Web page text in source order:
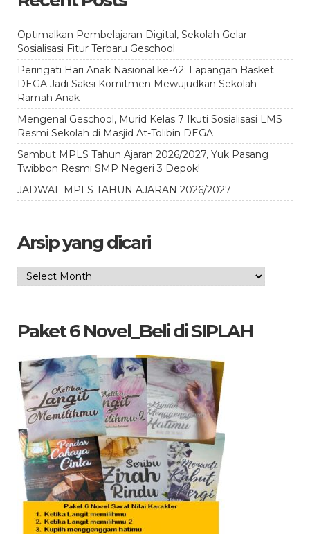
Optimalkan Pembelajaran Digital, Sekolah Gelar
Sosialisasi Fitur Terbaru Geschool
Peringati Hari Anak Nasional ke-42: Lapangan Basket
DEGA Jadi Saksi Komitmen Mewujudkan Sekolah
Ramah Anak
Mengenal Geschool, Murid Kelas 7 Ikuti Sosialisasi LMS
Resmi Sekolah di Masjid At-Tolibin DEGA
Sambut MPLS Tahun Ajaran 2026/2027, Yuk Pasang
Twibbon Resmi SMP Negeri 3 Depok!
JADWAL MPLS TAHUN AJARAN 2026/2027
Arsip yang dicari
Arsip
Paket 6 Novel_Beli di SIPLAH